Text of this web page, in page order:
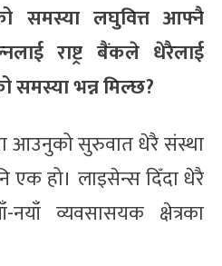
समस्या लघुवित्त आफ्नै
राष्ट्र बैंकले धेरैलाई
समस्या भन्न मिल्छ?
आउनुको सुरुवात धेरै संस्था
एक हो। लाइसेन्स दिँदा धेरै
व्यवसासयक क्षेत्रका